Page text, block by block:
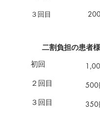
​３回目
​二割負担の患者様
初回
２回目
​３回目
500
350